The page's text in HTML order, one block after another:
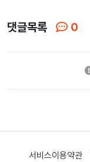
댓글목록 0
서비스이용약관